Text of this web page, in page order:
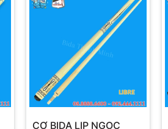
CƠ BIDA LIP NGỌC